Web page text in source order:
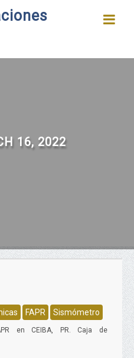
16, 2022
FAPR Sismómetro
en CEIBA, PR. Caja de